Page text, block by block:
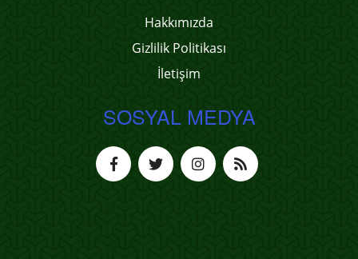
Hakkımızda
Gizlilik Politikası
İletişim
SOSYAL MEDYA